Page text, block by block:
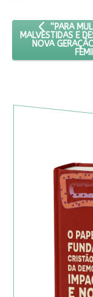
ARTIGO
“PARA
MALVESTIDAS E
NOVA